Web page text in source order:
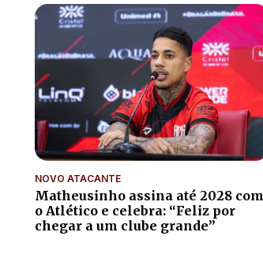
NOVO ATACANTE
Matheusinho assina até 2028 com
o Atlético e celebra: “Feliz por
chegar a um clube grande”